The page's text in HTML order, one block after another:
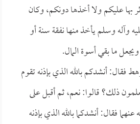
بها عليكم ولا أخذها دونكم، وكان
وآله وسلم يأخذ منها نفقة سنة أو
ما بقي أسوة المال.
فقال: أنشدكم بالله الذي بإذنه تقوم
ذلك؟ قالوا: نعم، ثم أقبل على
فقال: أنشدكما بالله الذي بإذنه